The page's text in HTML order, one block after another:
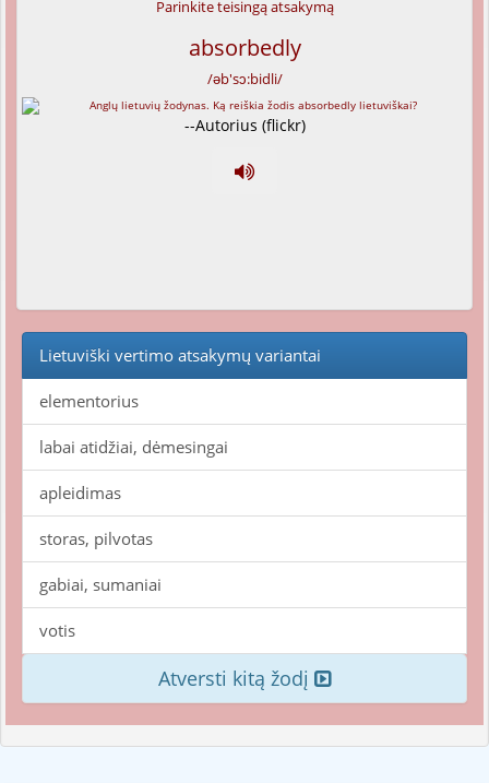
Parinkite teisingą atsakymą
absorbedly
/əb'sɔ:bidli/
--Autorius (flickr)
Lietuviški vertimo atsakymų variantai
elementorius
labai atidžiai, dėmesingai
apleidimas
storas, pilvotas
gabiai, sumaniai
votis
Atversti kitą žodį